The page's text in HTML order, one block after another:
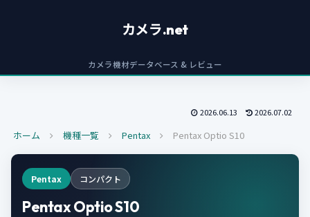
カメラ.net
カメラ機材データベース & レビュー
2026.06.13 2026.07.02
ホーム 機種一覧 Pentax Pentax Optio S10
Pentax コンパクト
Pentax Optio S10